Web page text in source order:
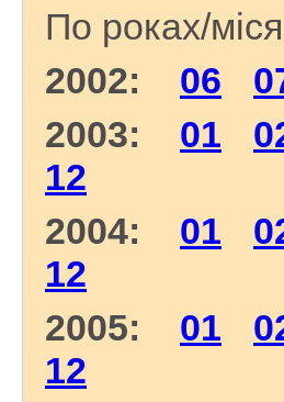
По роках/
2002: 06
2003: 01
12
2004: 01
12
2005: 01
12